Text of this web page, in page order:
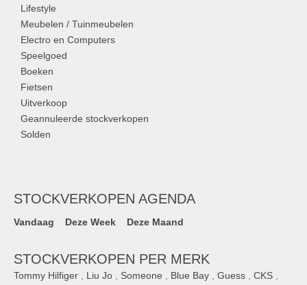
Lifestyle
Meubelen / Tuinmeubelen
Electro en Computers
Speelgoed
Boeken
Fietsen
Uitverkoop
Geannuleerde stockverkopen
Solden
STOCKVERKOPEN AGENDA
Vandaag Deze Week Deze Maand
STOCKVERKOPEN PER MERK
Tommy Hilfiger Liu Jo Someone Blue Bay Guess CKS